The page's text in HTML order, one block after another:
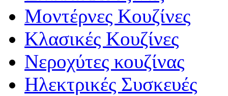
Μοντέρνες Κουζίνες
Κλασικές Κουζίνες
Νεροχύτες κουζίνας
Ηλεκτρικές Συσκευές